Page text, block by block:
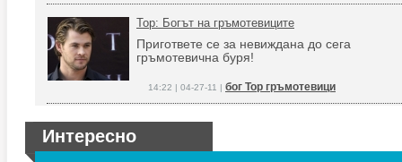
Тор: Богът на гръмотевиците
Пригответе се за невиждана до сега
гръмотевична буря!
14:22 | 04-27-11 | бог Тор гръмотевици
Интересно